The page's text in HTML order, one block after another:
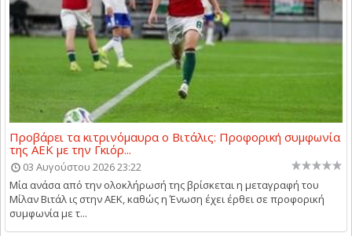
Προβάρει τα κιτρινόμαυρα ο Βιτάλις: Προφορική συμφωνία
της ΑΕΚ με την Γκιόρ...
03 Αυγούστου 2026 23:22
Μία ανάσα από την ολοκλήρωσή της βρίσκεται η μεταγραφή του
Μίλαν Βιτάλ ις στην ΑΕΚ, καθώς η Ένωση έχει έρθει σε προφορική
συμφωνία με τ...